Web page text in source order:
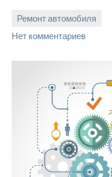
Ремонт автомобиля
Нет комментариев